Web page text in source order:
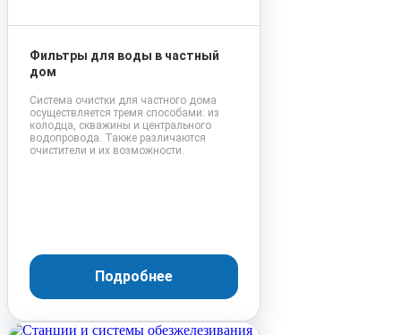
Фильтры для воды в частный
дом
Система очистки для частного дома
осуществляется тремя способами: из
колодца, скважины и центрального
водопровода. Также различаются
очистители и их возможности.
Подробнее